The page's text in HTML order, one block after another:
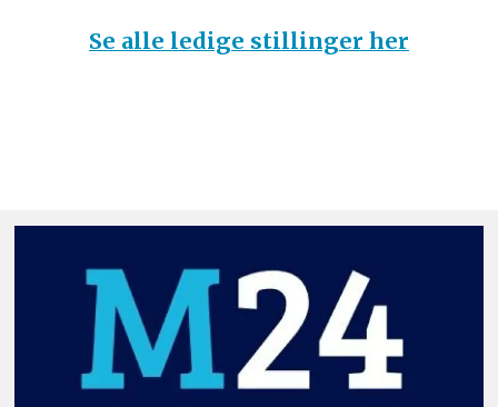
Se alle ledige stillinger her